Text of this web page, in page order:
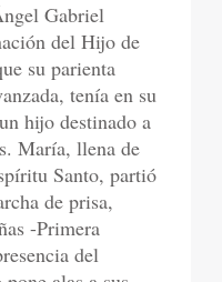
Gabriel
del Hijo de
su parienta
tenía en su
hijo destinado a
María, llena de
Santo, partió
de prisa,
-Primera
del